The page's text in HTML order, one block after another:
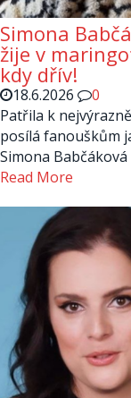
Simona
žije v
kdy dřív!
18.6.2026
0
Patřila k
posílá fanouškům
Simona
Read More